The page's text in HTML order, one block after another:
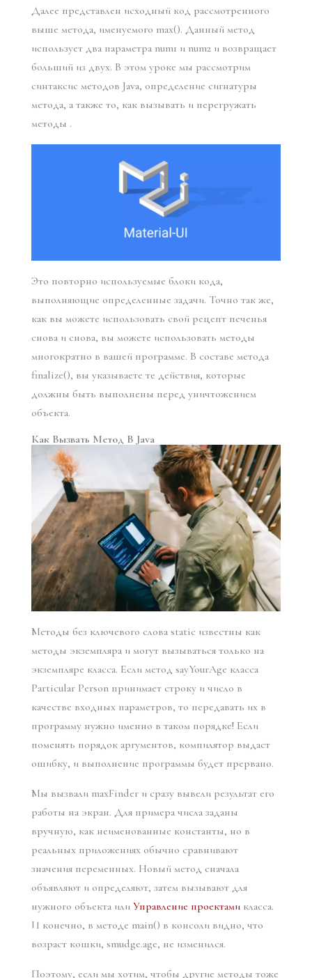
Далее представлен исходный код рассмотренного
выше метода, именуемого max(). Данный метод
использует два параметра num1 и num2 и возвращает
больший из двух. В этом уроке мы рассмотрим
синтаксис методов Java, определение сигнатуры
метода, а также то, как вызывать и перегружать
методы .
Это повторно используемые блоки кода,
выполняющие определенные задачи. Точно так же,
как вы можете использовать свой рецепт печенья
снова и снова, вы можете использовать методы
многократно в вашей программе. В составе метода
finalize(), вы указываете те действия, которые
должны быть выполнены перед уничтожением
объекта.
Как Вызвать Метод В Java
Методы без ключевого слова static известны как
методы экземпляра и могут вызываться только на
экземпляре класса. Если метод sayYourAge класса
Particular Person принимает строку и число в
качестве входных параметров, то передавать их в
программу нужно именно в таком порядке! Если
поменять порядок аргументов, компилятор выдаст
ошибку, и выполнение программы будет прервано.
Мы вызвали maxFinder и сразу вывели результат его
работы на экран. Для примера числа заданы
вручную, как неименованные константы, но в
реальных приложениях обычно сравнивают
значения переменных. Новый метод сначала
объявляют и определяют, затем вызывают для
нужного объекта или Управление проектамикласса.
И конечно, в методе main() в консоли видно, что
возраст кошки, smudge.age, не изменился.
Поэтому, если мы хотим, чтобы другие методы тоже